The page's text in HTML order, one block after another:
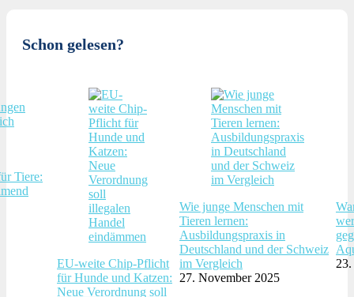
Schon gelesen?
Tiere:
EU-weite Chip-Pflicht
für Hunde und Katzen:
Neue Verordnung soll
Wie junge Menschen mit
Tieren lernen:
Ausbildungspraxis in
Deutschland und der Schweiz
im Vergleich
27. November 2025